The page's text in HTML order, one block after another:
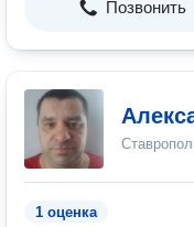
Позвонить
1 оценка